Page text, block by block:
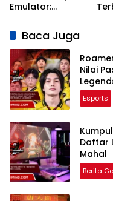
Emulator:
Resmi dan
Layanan Cloud
Gaming Terbaik
Baca Juga
Nilai
Esports
Daftar
Mahal
Berita